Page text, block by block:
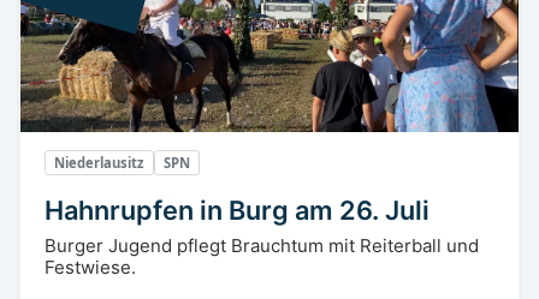
Niederlausitz SPN
Hahnrupfen in Burg am 26. Juli
Burger Jugend pflegt Brauchtum mit Reiterball und
Festwiese.